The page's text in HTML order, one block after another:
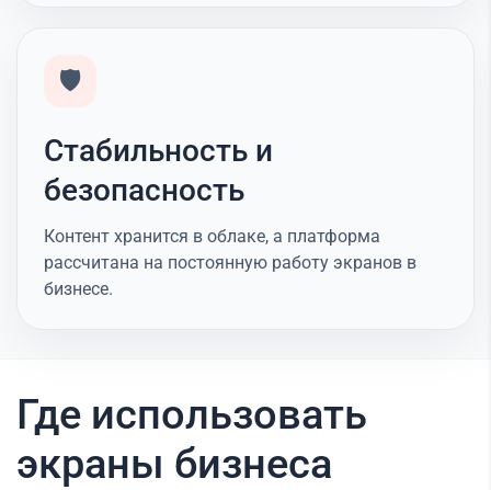
🛡️
Стабильность и
безопасность
Контент хранится в облаке, а платформа
рассчитана на постоянную работу экранов в
бизнесе.
Где использовать
экраны бизнеса